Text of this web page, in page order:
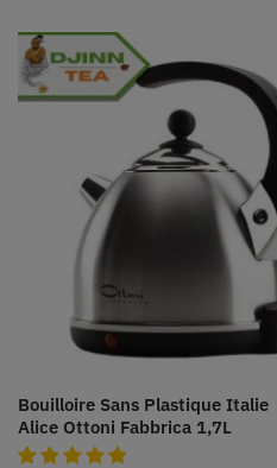
Bouilloire Sans Plastique Italie
Alice Ottoni Fabbrica 1,7L